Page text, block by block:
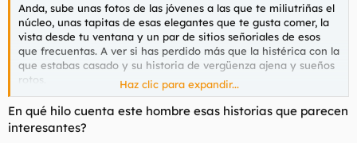
Anda, sube unas fotos de las jóvenes a las que te miliutriñas el
núcleo, unas tapitas de esas elegantes que te gusta comer, la
vista desde tu ventana y un par de sitios señoriales de esos
que frecuentas. A ver si has perdido más que la histérica con la
que estabas casado y su historia de vergüenza ajena y sueños
rotos.
Tal vez haga yo lo mismo. Porque vaya vida que llevo, cuento lo
que hay y es que no me lo creo ni yo.
Haz clic para expandir...
En qué hilo cuenta este hombre esas historias que parecen
interesantes?